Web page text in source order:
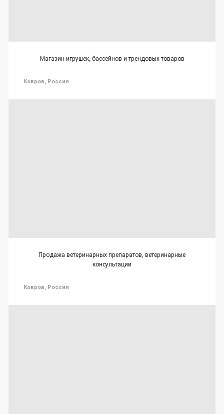
Магазин игрушек, бассейнов и трендовых товаров
Ковров, Россия
Продажа ветеринарных препаратов, ветеринарные
консультации
Ковров, Россия